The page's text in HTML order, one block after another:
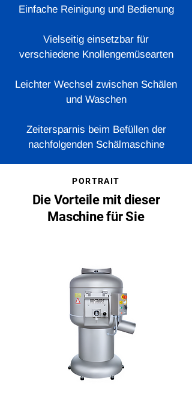
Einfache Reinigung und Bedienung
Vielseitig einsetzbar für
verschiedene Knollengemüsearten
Leichter Wechsel zwischen Schälen
und Waschen
Zeitersparnis beim Befüllen der
nachfolgenden Schälmaschine
PORTRAIT
Die Vorteile mit dieser
Maschine für Sie